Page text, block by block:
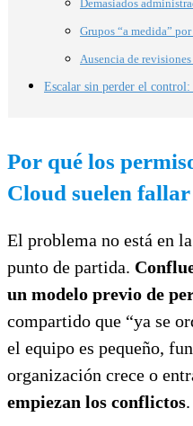
Demasiados
Grupos “a medida” por
Ausencia de
Escalar sin perder el
Por qué los
Cloud suelen fallar
El problema no está en
punto de partida.
un modelo previo de
compartido que “ya se
el equipo es pequeño,
organización crece o
empiezan los conflictos.